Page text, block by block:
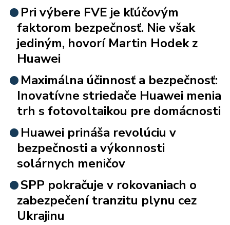
Pri výbere FVE je kľúčovým
faktorom bezpečnosť. Nie však
jediným, hovorí Martin Hodek z
Huawei
Maximálna účinnosť a bezpečnosť:
Inovatívne striedače Huawei menia
trh s fotovoltaikou pre domácnosti
Huawei prináša revolúciu v
bezpečnosti a výkonnosti
solárnych meničov
SPP pokračuje v rokovaniach o
zabezpečení tranzitu plynu cez
Ukrajinu